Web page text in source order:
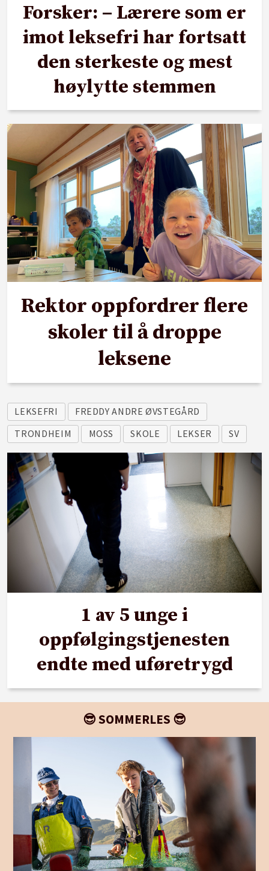
Forsker: – Lærere som er
imot leksefri har fortsatt
den sterkeste og mest
høylytte stemmen
Rektor oppfordrer flere
skoler til å droppe
leksene
LEKSEFRI
FREDDY ANDRE ØVSTEGÅRD
TRONDHEIM
MOSS SKOLE LEKSER SV
1 av 5 unge i
oppfølgingstjenesten
endte med uføretrygd
😎 SOMMERLES 😎